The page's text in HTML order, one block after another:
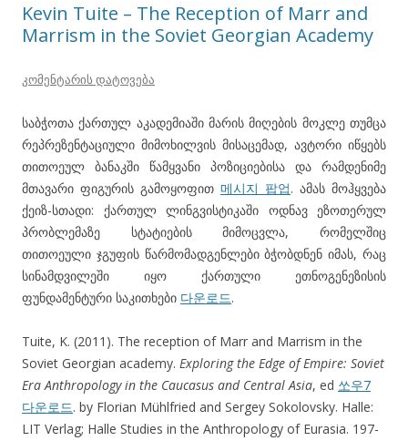
Kevin Tuite – The Reception of Marr and
Marrism in the Soviet Georgian Academy
კომენტარის დატოვება
საბჭოთა ქართულ აკადემიაში მარის მიღების მოკლე თუმცა
რეპრეზენტაციული მიმოხილვის მისაცემად, ავტორი იწყებს
თითოეულ ბანაკში წამყვანი პოზიციებისა და რამდენიმე
მთავარი ფიგურის გამოყოფით 메시지 팝업. ამას მოჰყვება
ქეიზ-სთადი: ქართულ ლინგვისტიკაში ოდნავ ეზოთერულ
პრობლემაზე სტატიების მიმოცვლა, რომელშიც
თითოეული ჯგუფის წარმომადგენლები ბჭობდნენ იმას, რაც
სინამდვილეში იყო ქართული ეთნოგენეზისის
ფუნდამენტური საკითხები 다운로드.
Tuite, K. (2011). The reception of Marr and Marrism in the
Soviet Georgian academy. Exploring the Edge of Empire: Soviet
Era Anthropology in the Caucasus and Central Asia, ed 쏘우7
다운로드. by Florian Mühlfried and Sergey Sokolovsky. Halle:
LIT Verlag; Halle Studies in the Anthropology of Eurasia. 197-